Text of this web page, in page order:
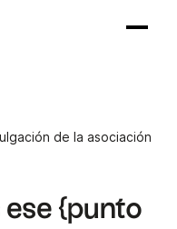
de la asociación
ese {punto